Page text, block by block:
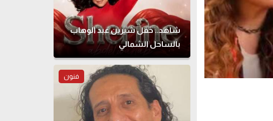
شاهد.. حفل شيرين عبد الوهاب
بالساحل الشمالي
فنون